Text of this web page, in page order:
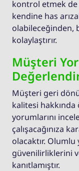
kontrol etmek
kendine has
olabileceğinden,
kolaylaştırır.
Müşteri
Müşteri geri
kalitesi
yorumlarını
çalışacağınıza
olacaktır.
güvenilirliklerini
kanıtlamıştır.